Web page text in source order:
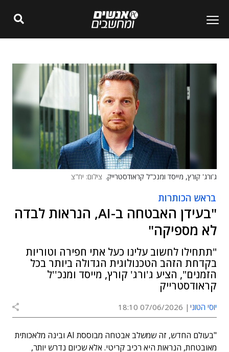
ג'ורג' קורץ, מייסד ומנכ"ל קראודסטרייק. צילום: יח"צ
בראש הכותרות
"בעידן האבטחה ב-AI, הנראות לבדה
לא מספיקה"
"תתחילו לחשוב עלינו כעל אתי חפירה וטוריות
בקדחת הזהב הטכנולוגית הגדולה ביותר בכל
הזמנים", הציע ג'ורג' קורץ, מייסד ומנכ''ל
קראודסטרייק
יוסי הטוני 07/06/2026 18:10
"בעולם החדש, זה שמשלב אבטחה מבוססת AI ובינה מלאכותית
מאובטחת, הנראות היא רכיב קריטי. אלא שכיום נדרש יותר,